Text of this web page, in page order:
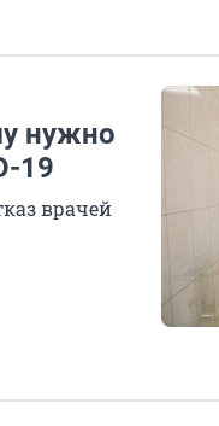
нужно
19
врачей